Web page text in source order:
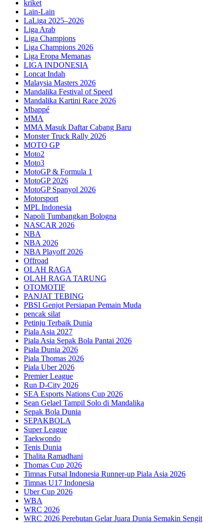
kriket
Lain-Lain
LaLiga 2025–2026
Liga Arab
Liga Champions
Liga Champions 2026
Liga Eropa Memanas
LIGA INDONESIA
Loncat Indah
Malaysia Masters 2026
Mandalika Festival of Speed
Mandalika Kartini Race 2026
Mbappé
MMA
MMA Masuk Daftar Cabang Baru
Monster Truck Rally 2026
MOTO GP
Moto2
Moto3
MotoGP & Formula 1
MotoGP 2026
MotoGP Spanyol 2026
Motorsport
MPL Indonesia
Napoli Tumbangkan Bologna
NASCAR 2026
NBA
NBA 2026
NBA Playoff 2026
Offroad
OLAH RAGA
OLAH RAGA TARUNG
OTOMOTIF
PANJAT TEBING
PBSI Genjot Persiapan Pemain Muda
pencak silat
Petinju Terbaik Dunia
Piala Asia 2027
Piala Asia Sepak Bola Pantai 2026
Piala Dunia 2026
Piala Thomas 2026
Piala Uber 2026
Premier League
Run D-City 2026
SEA Esports Nations Cup 2026
Sean Gelael Tampil Solo di Mandalika
Sepak Bola Dunia
SEPAKBOLA
Super League
Taekwondo
Tenis Dunia
Thalita Ramadhani
Thomas Cup 2026
Timnas Futsal Indonesia Runner-up Piala Asia 2026
Timnas U17 Indonesia
Uber Cup 2026
WBA
WRC 2026
WRC 2026 Perebutan Gelar Juara Dunia Semakin Sengit